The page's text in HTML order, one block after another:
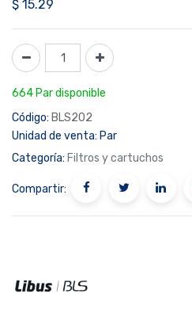
$ 15.29
664 Par disponible
Código: BLS202
Unidad de venta: Par
Categoría: Filtros y cartuchos
Compartir: